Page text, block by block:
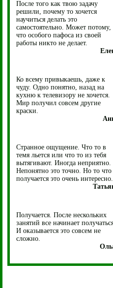
После того как твою задачу
решили, почему то хочется
научиться делать это
самостоятельно. Может потому,
что особого пафоса из своей
работы никто не делает.
Ко всему привыкаешь, даже к
чуду. Одно понятно, назад на
кухню к телевизору не хочется.
Мир получил совсем другие
краски.
Странное ощущение. Что то в
темя льется или что то из тебя
вытягивают. Иногда неприятно.
Непонятно это точно. Но то что
получается это очень интересно.
Получается. После нескольких
занятий все начинает
И оказывается это совсем не
сложно.